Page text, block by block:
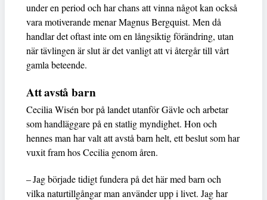
under en period och har chans att vinna något kan också
vara motiverande menar Magnus Bergquist. Men då
handlar det oftast inte om en långsiktig förändring, utan
när tävlingen är slut är det vanligt att vi återgår till vårt
gamla beteende.
Att avstå barn
Cecilia Wisén bor på landet utanför Gävle och arbetar
som handläggare på en statlig myndighet. Hon och
hennes man har valt att avstå barn helt, ett beslut som har
vuxit fram hos Cecilia genom åren.
– Jag började tidigt fundera på det här med barn och
vilka naturtillgångar man använder upp i livet. Jag har